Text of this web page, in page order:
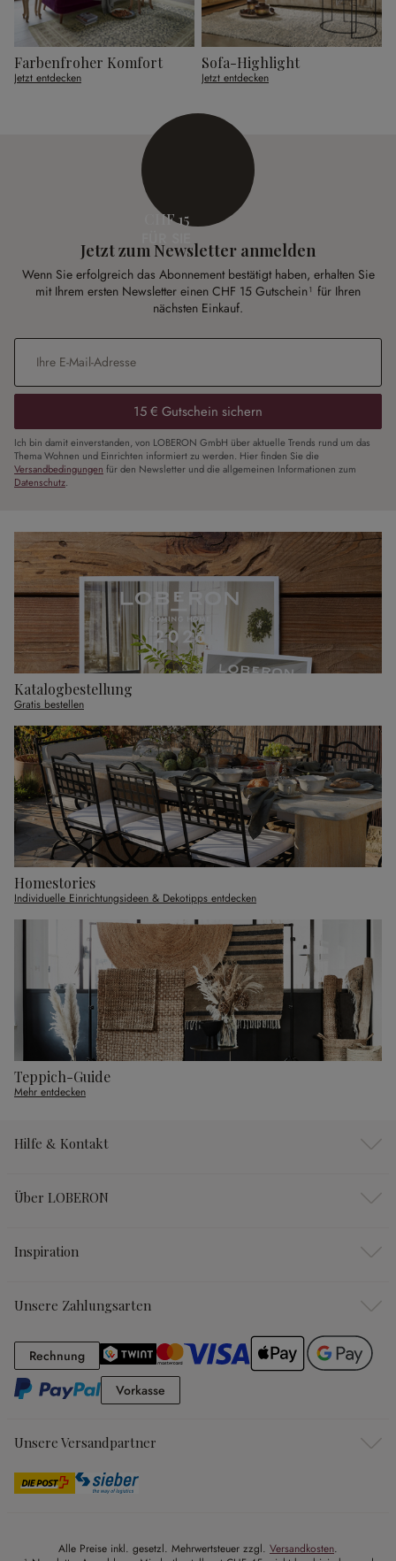
Farbenfroher Komfort
Jetzt entdecken
Sofa-Highlight
Jetzt entdecken
CHF 15
Jetzt zum Newsletter anmelden
Wenn Sie erfolgreich das Abonnement bestätigt haben, erhalten Sie
mit Ihrem ersten Newsletter einen CHF 15 Gutschein¹ für Ihren
nächsten Einkauf.
E-Mail-Adresse
15 € Gutschein sichern
Ich bin damit einverstanden, von LOBERON GmbH über aktuelle Trends rund um das
Thema Wohnen und Einrichten informiert zu werden. Hier finden Sie die
Versandbedingungen für den Newsletter und die allgemeinen Informationen zum
Datenschutz.
Katalogbestellung
Gratis bestellen
Homestories
Individuelle Einrichtungsideen & Dekotipps entdecken
Teppich-Guide
Mehr entdecken
Hilfe & Kontakt
Über LOBERON
Inspiration
Unsere Zahlungsarten
RechnungRechnung
Vorkasse
Unsere Versandpartner
Alle Preise inkl. gesetzl. Mehrwertsteuer zzgl. Versandkosten.